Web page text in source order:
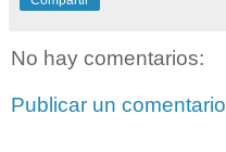
No hay comentarios:
Publicar un comentario